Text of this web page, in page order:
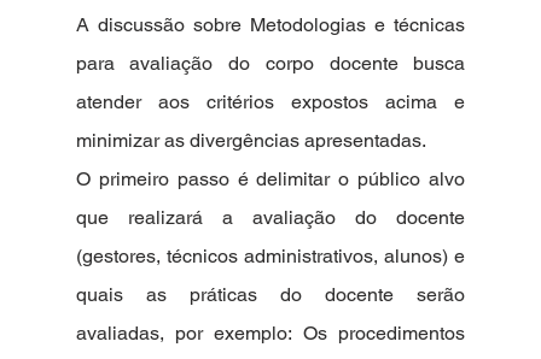
A discussão sobre Metodologias e técnicas
para avaliação do corpo docente busca
atender aos critérios expostos acima e
minimizar as divergências apresentadas.
O primeiro passo é delimitar o público alvo
que realizará a avaliação do docente
(gestores, técnicos administrativos, alunos) e
quais as práticas do docente serão
avaliadas, por exemplo: Os procedimentos